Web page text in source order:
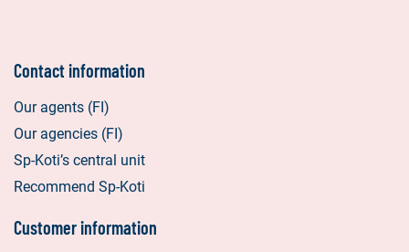
Contact information
Our agents (FI)
Our agencies (FI)
Sp-Koti’s central unit
Recommend Sp-Koti
Customer information